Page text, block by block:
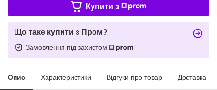
Купити з
Що таке купити з Пром?
Замовлення під захистом
Опис Характеристики Відгуки про товар Доставка